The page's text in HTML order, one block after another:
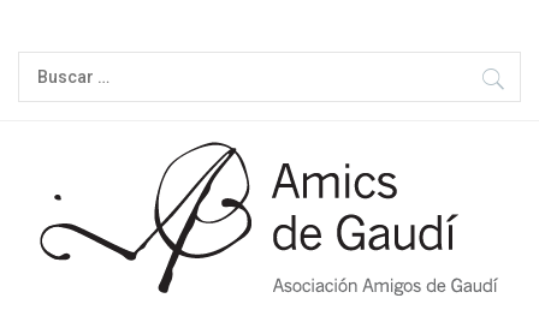
contenido
Buscar: